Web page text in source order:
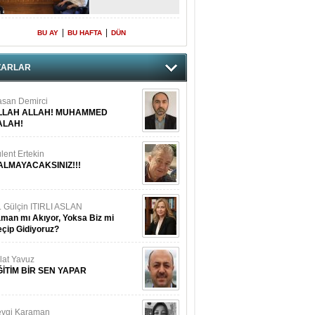
BU AY BU HAFTA DÜN
Demirci
ALLAH! MUHAMMED
Ertekin
Gülçin ITIRLI ASLAN
mı Akıyor, Yoksa Biz mi
Gidiyoruz?
Yavuz
BİR SEN YAPAR
Karaman